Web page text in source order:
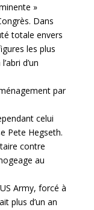
»
Dans
totale envers
les plus
d’un
par
celui
Pete Hegseth.
contre
au
Army, forcé à
plus d’un an